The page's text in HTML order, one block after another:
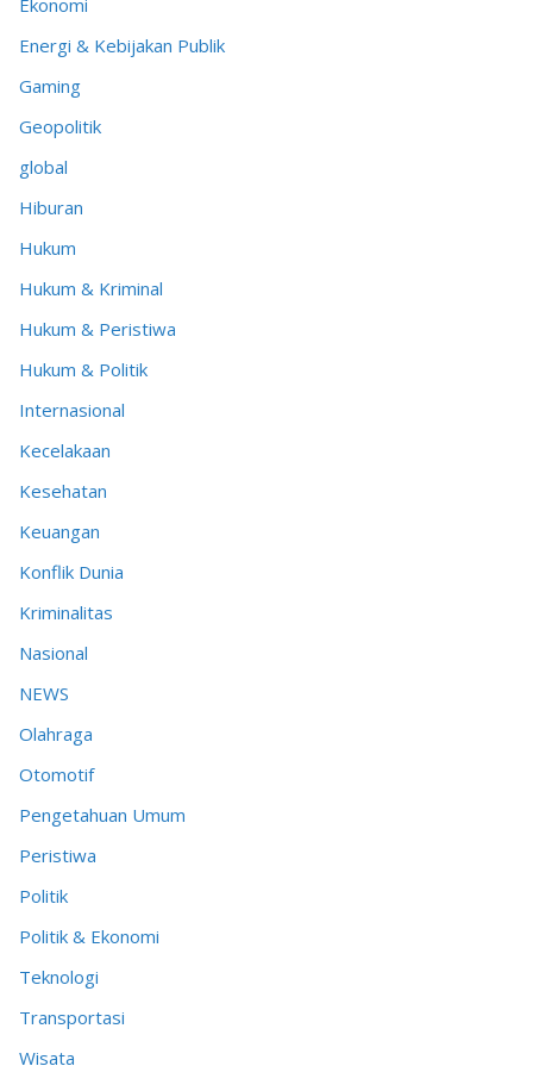
Energi & Kebijakan Publik
Gaming
Geopolitik
global
Hiburan
Hukum
Hukum & Kriminal
Hukum & Peristiwa
Hukum & Politik
Internasional
Kecelakaan
Kesehatan
Keuangan
Konflik Dunia
Kriminalitas
Nasional
NEWS
Olahraga
Otomotif
Pengetahuan Umum
Peristiwa
Politik
Politik & Ekonomi
Teknologi
Transportasi
Wisata